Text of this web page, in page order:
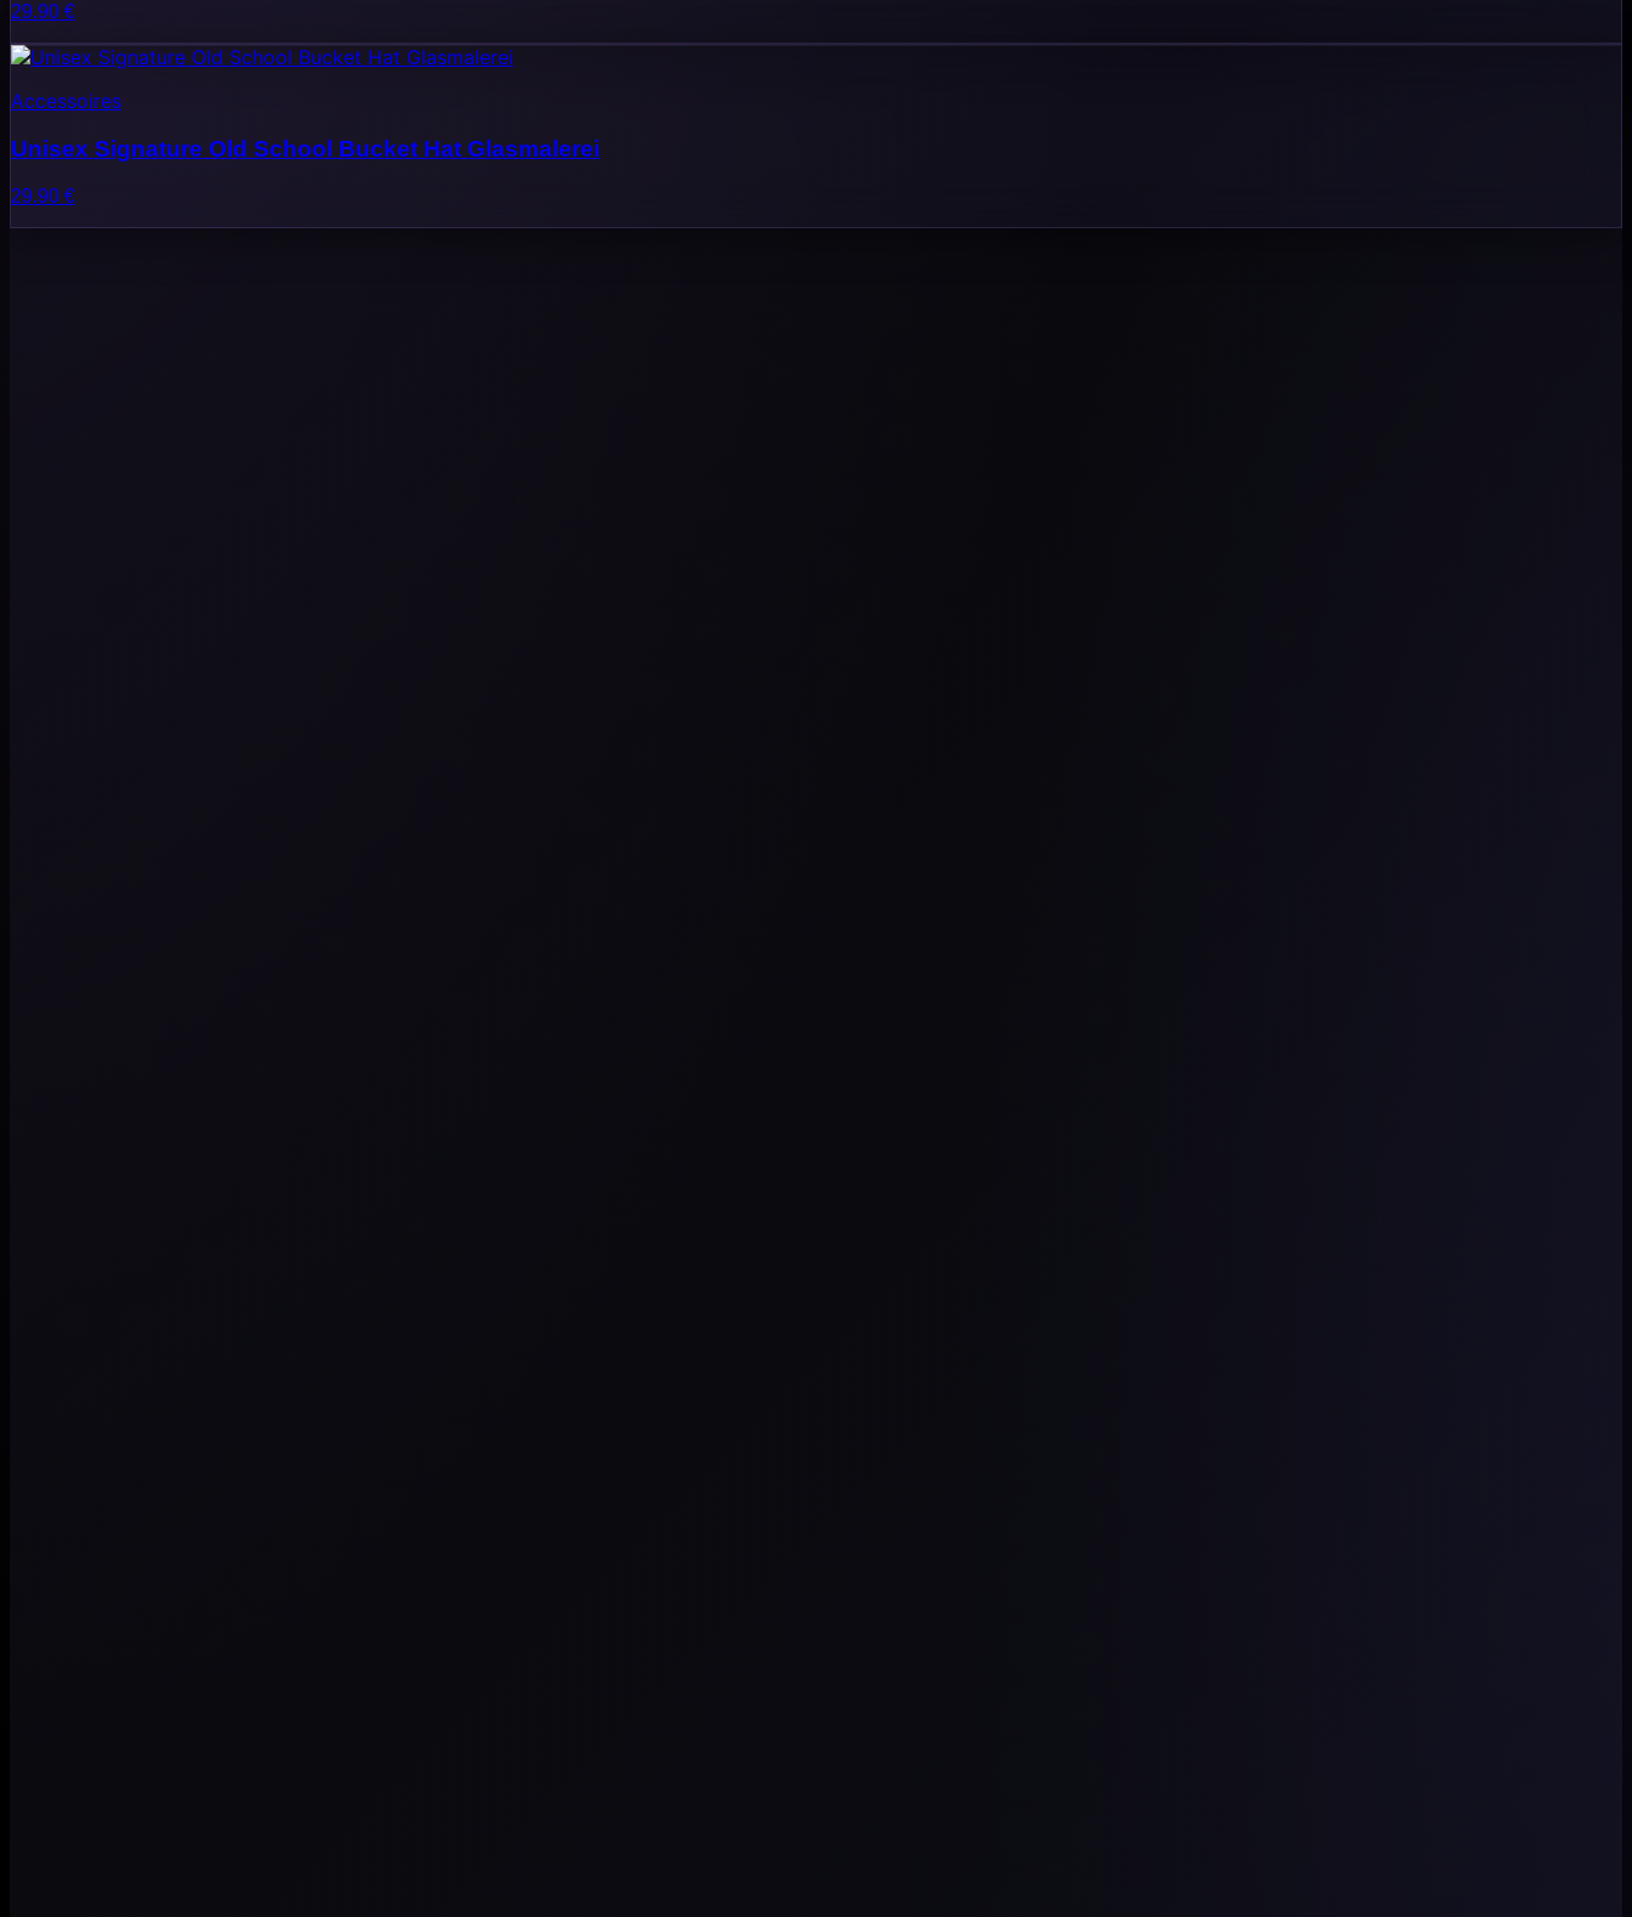
29.90 €
Accessoires
Unisex Signature Old School Bucket Hat Glasmalerei
29.90 €